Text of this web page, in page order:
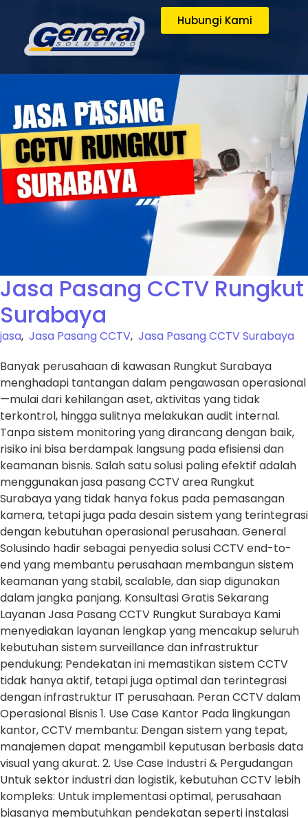
Hubungi Kami
Jasa Pasang CCTV Rungkut
Surabaya
jasa, Jasa Pasang CCTV, Jasa Pasang CCTV Surabaya
Banyak perusahaan di kawasan Rungkut Surabaya
menghadapi tantangan dalam pengawasan operasional
—mulai dari kehilangan aset, aktivitas yang tidak
terkontrol, hingga sulitnya melakukan audit internal.
Tanpa sistem monitoring yang dirancang dengan baik,
risiko ini bisa berdampak langsung pada efisiensi dan
keamanan bisnis. Salah satu solusi paling efektif adalah
menggunakan jasa pasang CCTV area Rungkut
Surabaya yang tidak hanya fokus pada pemasangan
kamera, tetapi juga pada desain sistem yang terintegrasi
dengan kebutuhan operasional perusahaan. General
Solusindo hadir sebagai penyedia solusi CCTV end-to-
end yang membantu perusahaan membangun sistem
keamanan yang stabil, scalable, dan siap digunakan
dalam jangka panjang. Konsultasi Gratis Sekarang
Layanan Jasa Pasang CCTV Rungkut Surabaya Kami
menyediakan layanan lengkap yang mencakup seluruh
kebutuhan sistem surveillance dan infrastruktur
pendukung: Pendekatan ini memastikan sistem CCTV
tidak hanya aktif, tetapi juga optimal dan terintegrasi
dengan infrastruktur IT perusahaan. Peran CCTV dalam
Operasional Bisnis 1. Use Case Kantor Pada lingkungan
kantor, CCTV membantu: Dengan sistem yang tepat,
manajemen dapat mengambil keputusan berbasis data
visual yang akurat. 2. Use Case Industri & Pergudangan
Untuk sektor industri dan logistik, kebutuhan CCTV lebih
kompleks: Untuk implementasi optimal, perusahaan
biasanya membutuhkan pendekatan seperti instalasi